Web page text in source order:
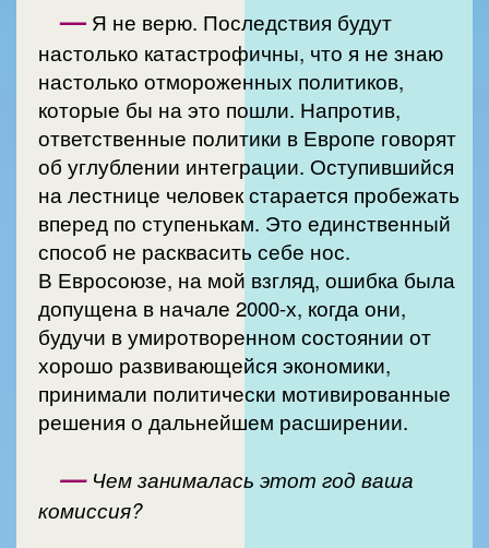
— Я не верю. Последствия будут
настолько катастрофичны, что я не знаю
настолько отмороженных политиков,
которые бы на это пошли. Напротив,
ответственные политики в Европе говорят
об углублении интеграции. Оступившийся
на лестнице человек старается пробежать
вперед по ступенькам. Это единственный
способ не расквасить себе нос.
В Евросоюзе, на мой взгляд, ошибка была
допущена в начале 2000-х, когда они,
будучи в умиротворенном состоянии от
хорошо развивающейся экономики,
принимали политически мотивированные
решения о дальнейшем расширении.
—Чем занималась этот год ваша
комиссия?